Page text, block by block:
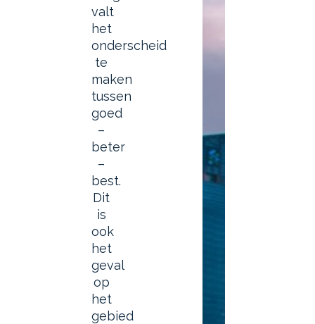
CFD's
valt
het
onderscheid
te
maken
tussen
goed
–
beter
–
best.
Dit
is
ook
het
geval
op
het
gebied